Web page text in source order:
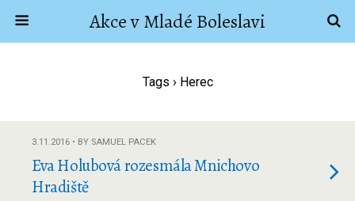
Akce v Mladé Boleslavi
Tags › Herec
3.11.2016 • BY SAMUEL PACEK
Eva Holubová rozesmála Mnichovo
Hradiště